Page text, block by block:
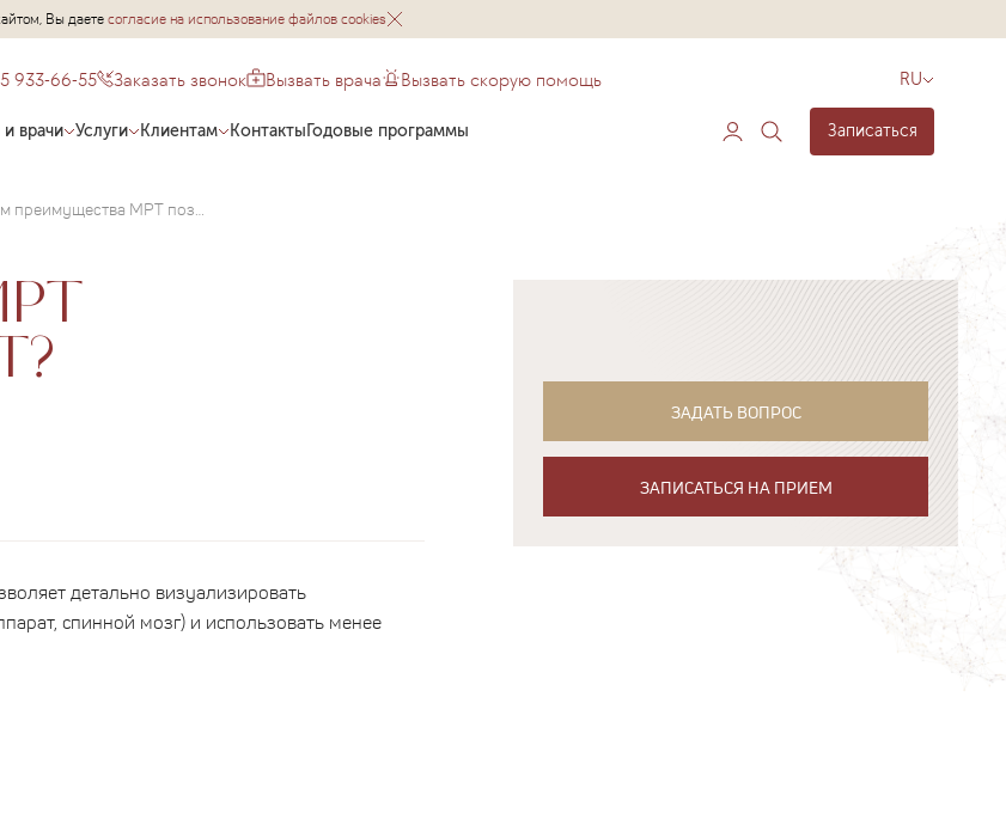
Вы даетесогласие на использование файлов cookies
933-66-55 Заказать звонок Вызвать врача Вызвать скорую помощь RU
врачи Услуги Клиентам КонтактыГодовые программы Записаться
В чем преимущества МРТ позвоночника перед КТ?
детально визуализировать
спинной мозг) и использовать менее
ЗАДАТЬ ВОПРОС
ЗАПИСАТЬСЯ НА ПРИЕМ